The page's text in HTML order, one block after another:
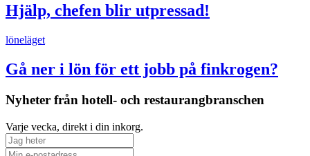
Hjälp, chefen blir utpressad!
löneläget
Gå ner i lön för ett jobb på finkrogen?
Nyheter från hotell- och restaurangbranschen
Varje vecka, direkt i din inkorg.